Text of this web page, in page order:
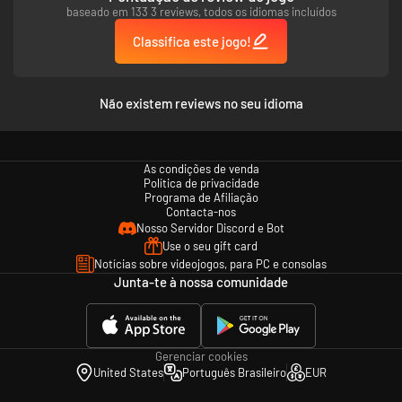
baseado em 133 3 reviews, todos os idiomas incluídos
Classifica este jogo!
Não existem reviews no seu idioma
As condições de venda
Política de privacidade
Programa de Afiliação
Contacta-nos
Nosso Servidor Discord e Bot
Use o seu gift card
Notícias sobre videojogos, para PC e consolas
Junta-te à nossa comunidade
Gerenciar cookies
United States
Português Brasileiro EUR